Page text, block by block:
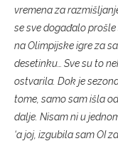
vremena za
se sve događalo
na Olimpijske igre za
desetinku… Sve su to
ostvarila. Dok je
tome, samo sam išla
dalje. Nisam ni u
‘a joj, izgubila sam OI